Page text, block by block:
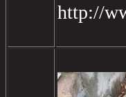
http://